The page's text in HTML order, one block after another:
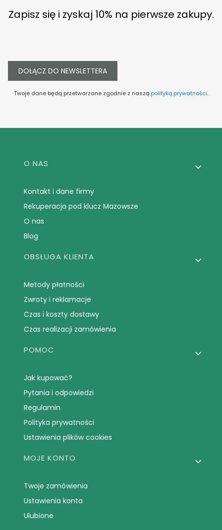
Zapisz się i zyskaj 10% na pierwsze zakupy.
DOŁĄCZ DO NEWSLETTERA
Twoje dane będą przetwarzane zgodnie z nasząpolityką prywatności.
Linki w stopce
O NAS
Kontakt i dane firmy
Rekuperacja pod klucz Mazowsze
O nas
Blog
OBSŁUGA KLIENTA
Metody płatności
Zwroty i reklamacje
Czas i koszty dostawy
Czas realizacji zamówienia
POMOC
Jak kupować?
Pytania i odpowiedzi
Regulamin
Polityka prywatności
Ustawienia plików cookies
MOJE KONTO
Twoje zamówienia
Ustawienia konta
Ulubione